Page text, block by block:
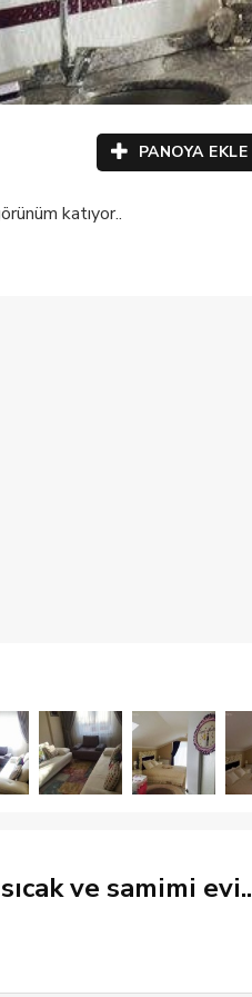
PANOYA EKLE
katıyor..
ve samimi evi..